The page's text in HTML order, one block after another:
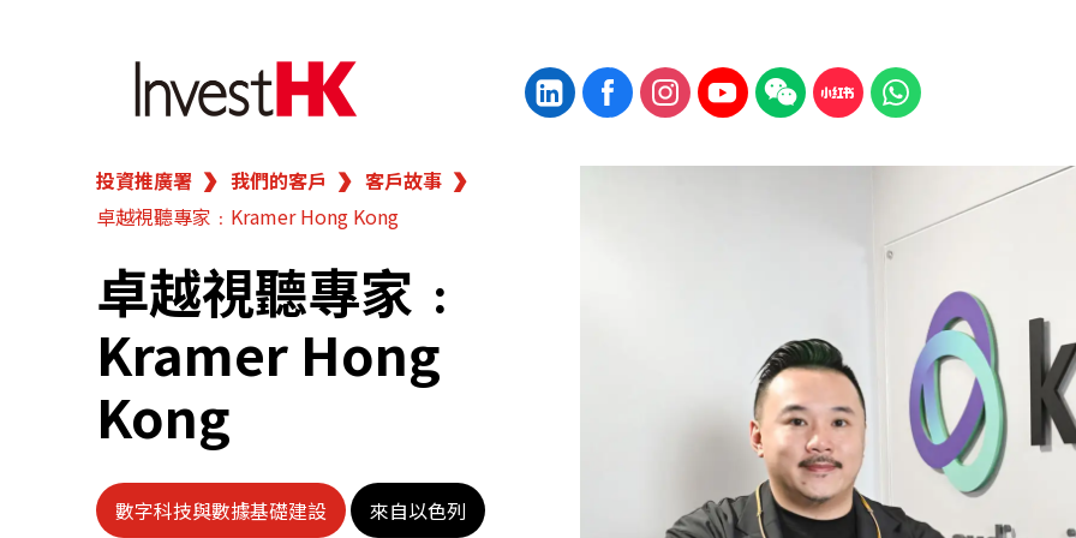
繁 简
香港營商優勢
我們的客戶
新聞及活動
業務領域
投資推廣署 我們的客戶
客戶故事
卓越視聽專家﹕Kramer Hong Kong
卓越視聽專家﹕
Kramer Hong
Kong
數字科技與數據基礎建設 來自以色列